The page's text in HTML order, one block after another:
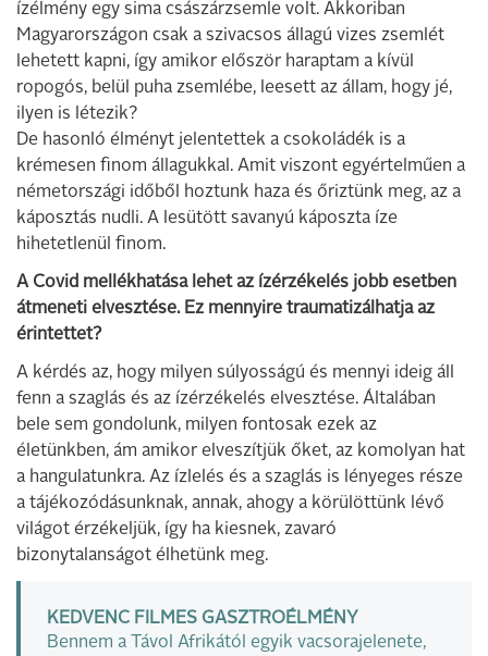
ízélmény egy sima császárzsemle volt. Akkoriban
Magyarországon csak a szivacsos állagú vizes zsemlét
lehetett kapni, így amikor először haraptam a kívül
ropogós, belül puha zsemlébe, leesett az állam, hogy jé,
ilyen is létezik?
De hasonló élményt jelentettek a csokoládék is a
krémesen finom állagukkal. Amit viszont egyértelműen a
németországi időből hoztunk haza és őriztünk meg, az a
káposztás nudli. A lesütött savanyú káposzta íze
hihetetlenül finom.
A Covid mellékhatása lehet az ízérzékelés jobb esetben
átmeneti elvesztése. Ez mennyire traumatizálhatja az
érintettet?
A kérdés az, hogy milyen súlyosságú és mennyi ideig áll
fenn a szaglás és az ízérzékelés elvesztése. Általában
bele sem gondolunk, milyen fontosak ezek az
életünkben, ám amikor elveszítjük őket, az komolyan hat
a hangulatunkra. Az ízlelés és a szaglás is lényeges része
a tájékozódásunknak, annak, ahogy a körülöttünk lévő
világot érzékeljük, így ha kiesnek, zavaró
bizonytalanságot élhetünk meg.
KEDVENC FILMES GASZTROÉLMÉNY
Bennem a Távol Afrikától egyik vacsorajelenete,